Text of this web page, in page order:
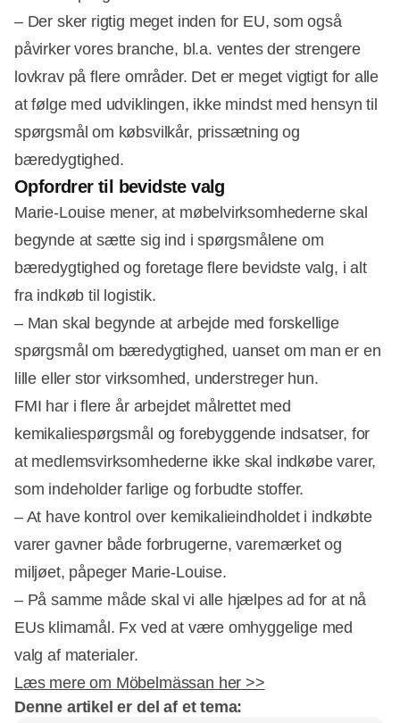
– Der sker rigtig meget inden for EU, som også
påvirker vores branche, bl.a. ventes der strengere
lovkrav på flere områder. Det er meget vigtigt for alle
at følge med udviklingen, ikke mindst med hensyn til
spørgsmål om købsvilkår, prissætning og
bæredygtighed.
Opfordrer til bevidste valg
Marie-Louise mener, at møbelvirksomhederne skal
begynde at sætte sig ind i spørgsmålene om
bæredygtighed og foretage flere bevidste valg, i alt
fra indkøb til logistik.
– Man skal begynde at arbejde med forskellige
spørgsmål om bæredygtighed, uanset om man er en
lille eller stor virksomhed, understreger hun.
FMI har i flere år arbejdet målrettet med
kemikaliespørgsmål og forebyggende indsatser, for
at medlemsvirksomhederne ikke skal indkøbe varer,
som indeholder farlige og forbudte stoffer.
– At have kontrol over kemikalieindholdet i indkøbte
varer gavner både forbrugerne, varemærket og
miljøet, påpeger Marie-Louise.
– På samme måde skal vi alle hjælpes ad for at nå
EUs klimamål. Fx ved at være omhyggelige med
valg af materialer.
Læs mere om Möbelmässan her >>
Denne artikel er del af et tema: